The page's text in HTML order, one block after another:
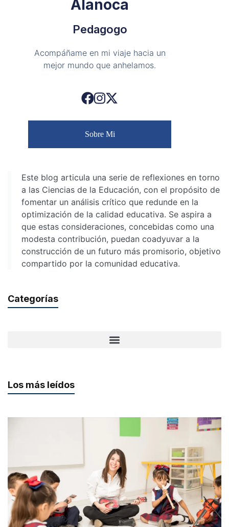
Alanoca
Pedagogo
Acompáñame en mi viaje hacia un
mejor mundo que anhelamos.
Sobre Mi
Este blog articula una serie de reflexiones en torno
a las Ciencias de la Educación, con el propósito de
fomentar un análisis crítico que redunde en la
optimización de la calidad educativa. Se aspira a
que estas consideraciones, concebidas como una
modesta contribución, puedan coadyuvar a la
construcción de un futuro más promisorio, objetivo
compartido por la comunidad educativa.
Categorías
Los más leídos